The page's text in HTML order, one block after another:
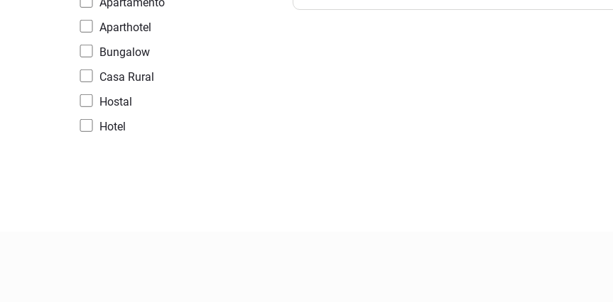
Aparthotel
Bungalow
Casa Rural
Hostal
Hotel